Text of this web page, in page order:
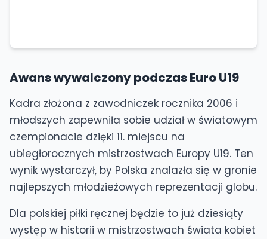
Awans wywalczony podczas Euro U19
Kadra złożona z zawodniczek rocznika 2006 i
młodszych zapewniła sobie udział w światowym
czempionacie dzięki 11. miejscu na
ubiegłorocznych mistrzostwach Europy U19. Ten
wynik wystarczył, by Polska znalazła się w gronie
najlepszych młodzieżowych reprezentacji globu.
Dla polskiej piłki ręcznej będzie to już dziesiąty
występ w historii w mistrzostwach świata kobiet